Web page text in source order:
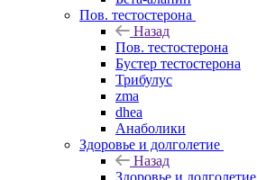
Пов. тестостерона
Назад
Пов. тестостерона
Бустер тестостерона
Трибулус
zma
dhea
Анаболики
Здоровье и долголетие
Назад
Здоровье и долголетие